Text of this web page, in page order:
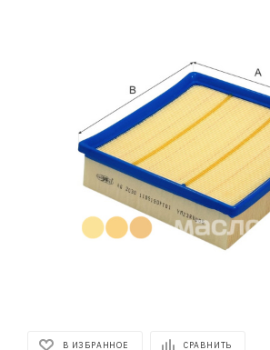
В ИЗБРАННОЕ СРАВНИТЬ